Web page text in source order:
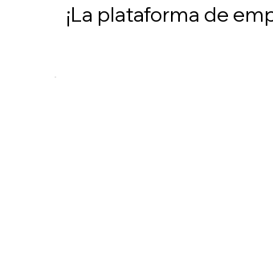
¡La plataforma de